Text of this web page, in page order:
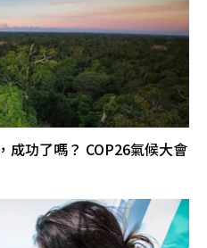
成功了嗎？ COP26氣候大會